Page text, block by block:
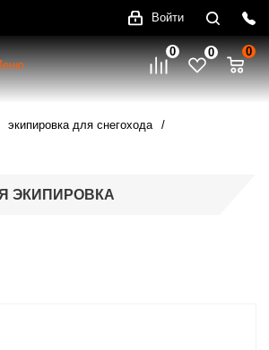
Войти
0 0 0
экипировка для снегохода
ЭКИПИРОВКА